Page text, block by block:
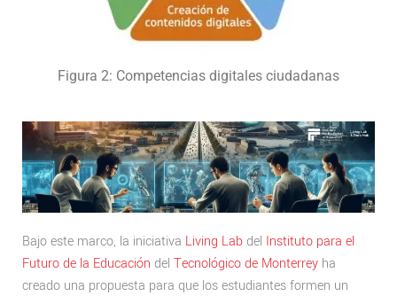
Figura 2: Competencias digitales ciudadanas
Bajo este marco, la iniciativa Living Labdel Instituto para el
Futuro de la Educación del Tecnológico de Monterrey ha
creado una propuesta para que los estudiantes formen un